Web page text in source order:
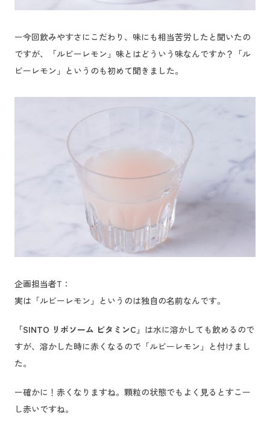
ー今回飲みやすさにこだわり、味にも相当苦労したと聞いたの
ですが、「ルビーレモン」味とはどういう味なんですか？「ル
ビーレモン」というのも初めて聞きました。
企画担当者T：
実は「ルビーレモン」というのは独自の名前なんです。
「SINTO リポソーム ビタミンC」 は水に溶かしても飲めるので
すが、溶かした時に赤くなるので「ルビーレモン」と付けまし
た。
ー確かに！赤くなりますね。顆粒の状態でもよく見るとすこー
し赤いですね。